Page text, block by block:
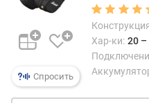
п
о
т
ы
в
Спросить
Хар-ки: 20 –